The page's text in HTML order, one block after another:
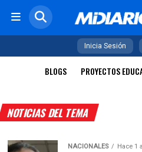
Inicia Sesión
BLOGS PROYECTOS
NOTICIAS DEL TEMA
NACIONALES Hace 1